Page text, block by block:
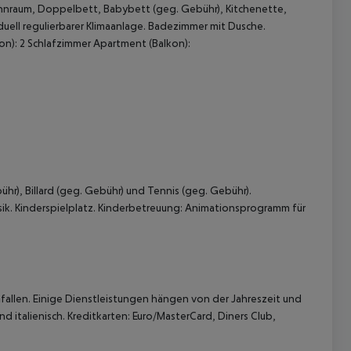
Doppelbett, Babybett (geg. Gebühr), Kitchenette,
regulierbarer Klimaanlage. Badezimmer mit Dusche.
2 Schlafzimmer Apartment (Balkon):
Billard (geg. Gebühr) und Tennis (geg. Gebühr).
Kinderspielplatz. Kinderbetreuung: Animationsprogramm für
Einige Dienstleistungen hängen von der Jahreszeit und
italienisch. Kreditkarten: Euro/MasterCard, Diners Club,